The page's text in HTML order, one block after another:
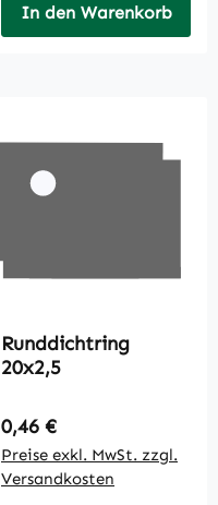
In den Warenkorb
Runddichtring
20x2,5
Regulärer Preis:
0,46 €
Preise exkl. MwSt. zzgl.
Versandkosten